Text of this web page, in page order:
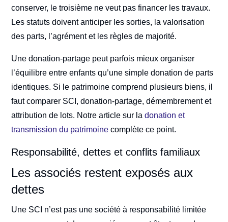
conserver, le troisième ne veut pas financer les travaux.
Les statuts doivent anticiper les sorties, la valorisation
des parts, l’agrément et les règles de majorité.
Une donation-partage peut parfois mieux organiser
l’équilibre entre enfants qu’une simple donation de parts
identiques. Si le patrimoine comprend plusieurs biens, il
faut comparer SCI, donation-partage, démembrement et
attribution de lots. Notre article sur ladonation et
transmission du patrimoine complète ce point.
Responsabilité, dettes et conflits familiaux
Les associés restent exposés aux
dettes
Une SCI n’est pas une société à responsabilité limitée